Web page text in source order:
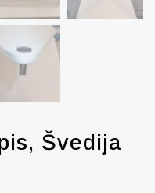
Švedija